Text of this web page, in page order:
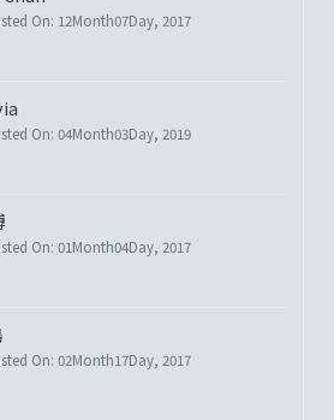
On: 12Month07Day, 2017
On: 04Month03Day, 2019
On: 01Month04Day, 2017
On: 02Month17Day, 2017